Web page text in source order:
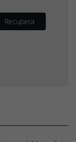
Recupera